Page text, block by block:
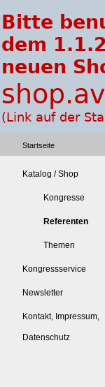
Startseite
Katalog / Shop
Kongresse
Referenten
Themen
Kongressservice
Newsletter
Kontakt, Impressum,
Datenschutz